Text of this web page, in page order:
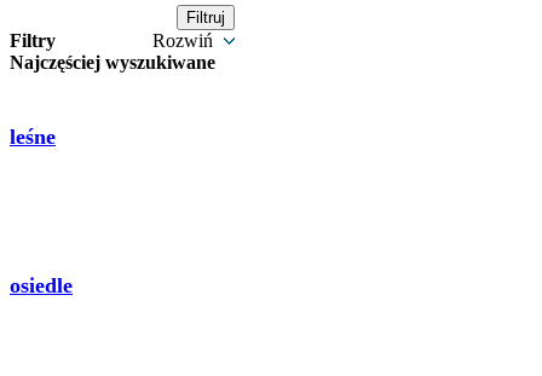
Filtry
Rozwiń
Najczęściej wyszukiwane
leśne
osiedle